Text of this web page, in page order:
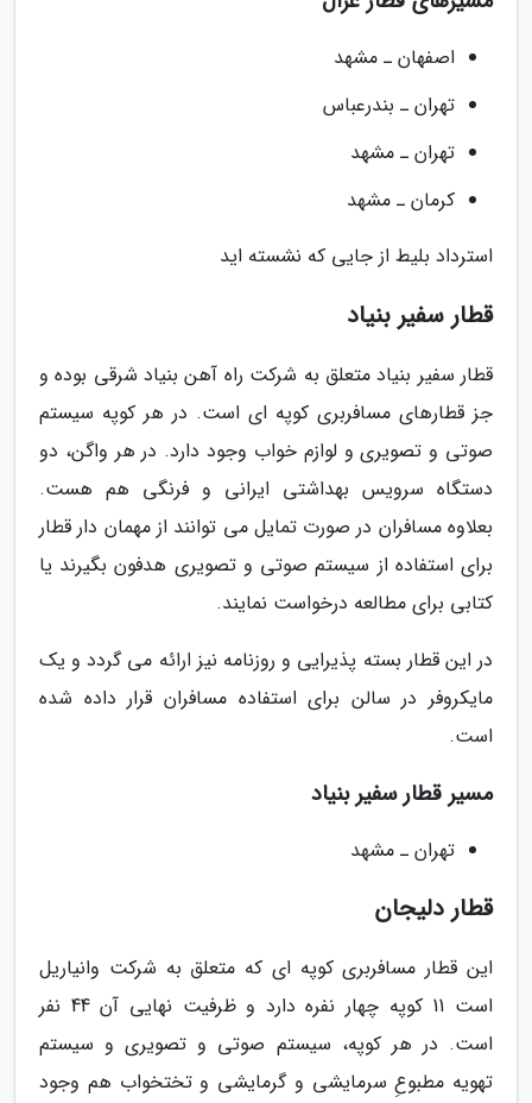
اصفهان ـ مشهد
تهران ـ بندرعباس
تهران ـ مشهد
کرمان ـ مشهد
استرداد بلیط از جایی که نشسته اید
قطار سفیر بنیاد
قطار سفیر بنیاد متعلق به شرکت راه آهن بنیاد شرقی بوده و
جز قطارهای مسافربری کوپه ای است. در هر کوپه سیستم
صوتی و تصویری و لوازم خواب وجود دارد. در هر واگن، دو
دستگاه سرویس بهداشتی ایرانی و فرنگی هم هست.
بعلاوه مسافران در صورت تمایل می توانند از مهمان دار قطار
برای استفاده از سیستم صوتی و تصویری هدفون بگیرند یا
کتابی برای مطالعه درخواست نمایند.
در این قطار بسته پذیرایی و روزنامه نیز ارائه می گردد و یک
مایکروفر در سالن برای استفاده مسافران قرار داده شده
است.
مسیر قطار سفیر بنیاد
تهران ـ مشهد
قطار دلیجان
این قطار مسافربری کوپه ای که متعلق به شرکت وانیاریل
است 11 کوپه چهار نفره دارد و ظرفیت نهایی آن 44 نفر
است. در هر کوپه، سیستم صوتی و تصویری و سیستم
تهویه مطبوعِ سرمایشی و گرمایشی و تختخواب هم وجود